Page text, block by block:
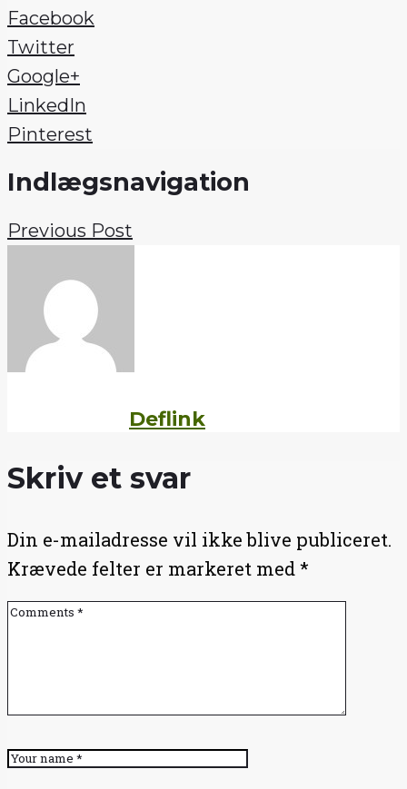
Facebook
Twitter
Google+
LinkedIn
Pinterest
Indlægsnavigation
Previous Post
Deflink
Skriv et svar
Din e-mailadresse vil ikke blive publiceret.
Krævede felter er markeret med*